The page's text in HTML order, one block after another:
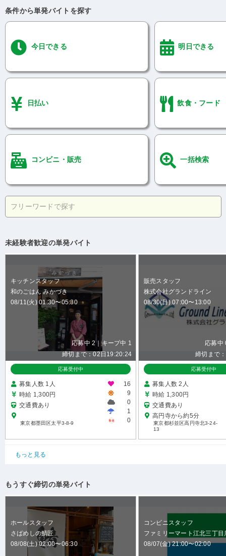
条件から単発バイトを探す
今日できる 明日できる
日払い 飲食・フード
コンビニ・販売 一括検索
未経験者歓迎の単発バイト
キッチンスタッフ
和のごはん みかづき
08/11(火) 01:30〜05:30
応募中 2｜キープ中 1
締切まで：02日19:20:23
応募受付中
募集人数 1人
時給 1,300円
交通費あり
東京都墨田区太平3-8-9
16
9
0
1
0
販売スタッフ
株式会社グランドライン
08/30(日) 07:00〜13:00
応募中
締切まで
応募受付中
募集人数 2人
時給 1,300円
交通費あり
高円寺から約5分
東京都杉並区高円寺北3-24-
13
もっと見る
もうすぐ締切の単発バイト
ホールスタッフ
さばめしの鯖匠
08/08(土) 02:00〜06:30
コンビニスタッフ
ファミリーマート江北三丁目
08/07(金) 21:00〜02:00